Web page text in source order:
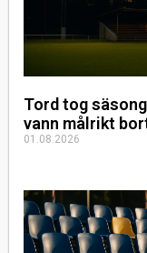
Tord tog
vann målrikt
01.08.2026